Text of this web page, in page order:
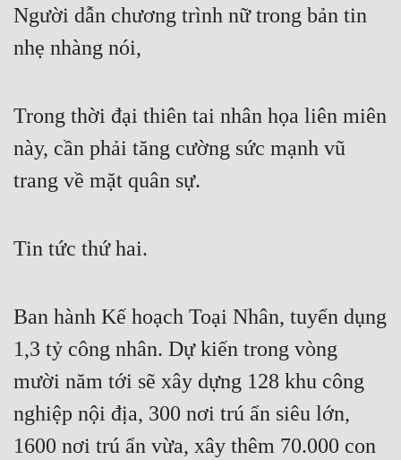
Người dẫn chương trình nữ trong bản tin
nhẹ nhàng nói,
Trong thời đại thiên tai nhân họa liên miên
này, cần phải tăng cường sức mạnh vũ
trang về mặt quân sự.
Tin tức thứ hai.
Ban hành Kế hoạch Toại Nhân, tuyển dụng
1,3 tỷ công nhân. Dự kiến trong vòng
mười năm tới sẽ xây dựng 128 khu công
nghiệp nội địa, 300 nơi trú ẩn siêu lớn,
1600 nơi trú ẩn vừa, xây thêm 70.000 con